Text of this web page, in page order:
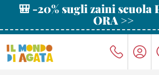
🎒 -20% sugli zaini scuola
ORA >>